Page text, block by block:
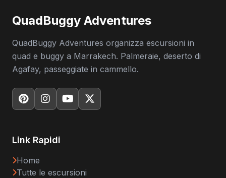
QuadBuggy Adventures
QuadBuggy Adventures organizza escursioni in
quad e buggy a Marrakech. Palmeraie, deserto di
Agafay, passeggiate in cammello.
Link Rapidi
Home
Tutte le escursioni